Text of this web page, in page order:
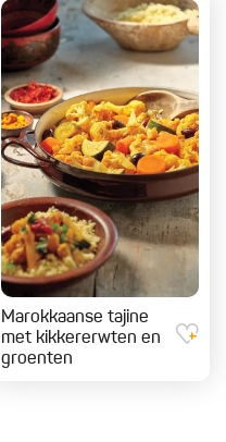
Marokkaanse tajine
met kikkererwten en
groenten